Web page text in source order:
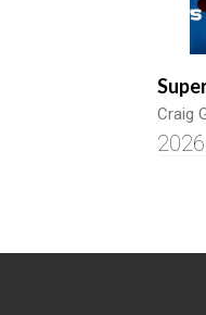
Craig
2026